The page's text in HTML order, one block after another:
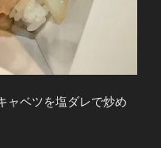
ャベツを塩ダレで炒め